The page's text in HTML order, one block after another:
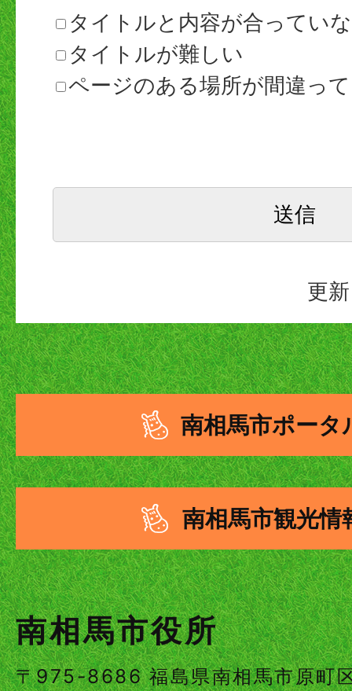
タイトルと内容が合ってい
タイトルが難しい
ページのある場所が間違っ
更
南相馬市ポータ
南相馬市観光情
南相馬市役所
〒975-8686 福島県南相馬市原町